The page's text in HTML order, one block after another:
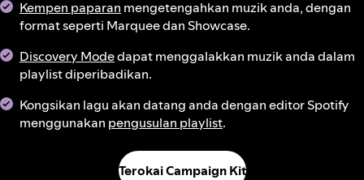
Kempen paparan mengetengahkan muzik anda, dengan
format seperti Marquee dan Showcase.
Discovery Modedapat menggalakkan muzik anda dalam
playlist diperibadikan.
Kongsikan lagu akan datang anda dengan editor Spotify
menggunakan pengusulan playlist.
Terokai Campaign Kit